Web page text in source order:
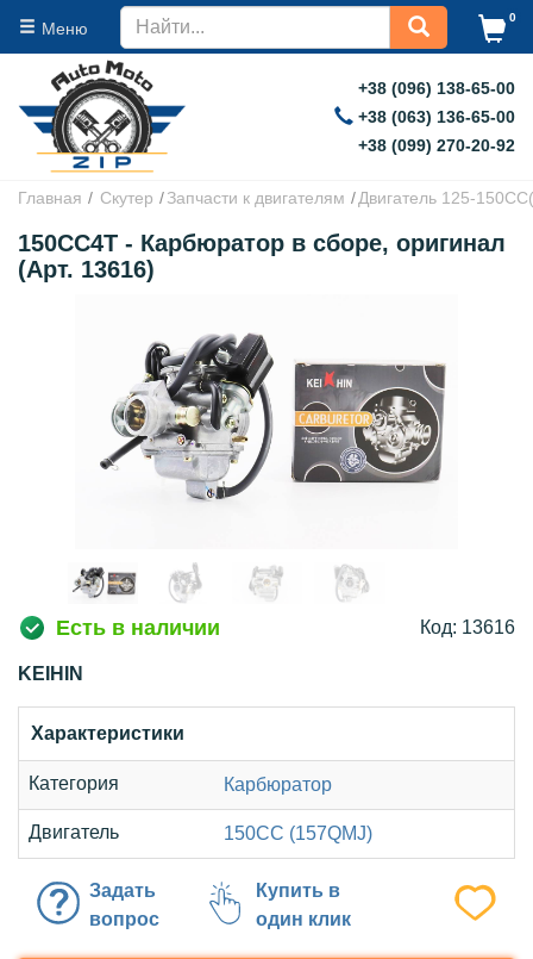
Меню
0
+38 (096) 138-65-00
+38 (063) 136-65-00
+38 (099) 270-20-92
Главная Скутер Запчасти к двигателям Двигатель 125-
150CC4T - Карбюратор в сборе, оригинал
(Арт. 13616)
Есть в наличии Код: 13616
KEIHIN
Характеристики
Категория Карбюратор
Двигатель 150CC (157QMJ)
Задать
вопрос
Купить в
один клик